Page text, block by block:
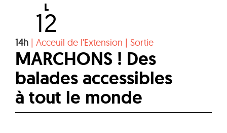
L
12
14h | Acceuil de l'Extension | Sortie
MARCHONS ! Des
balades accessibles
à tout le monde